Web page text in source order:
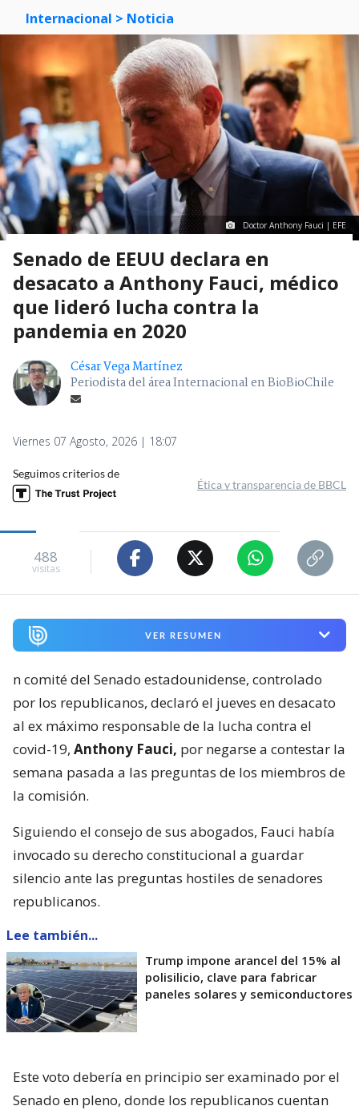
Internacional > Noticia
Doctor Anthony Fauci | EFE
Senado de EEUU declara en
desacato a Anthony Fauci, médico
que lideró lucha contra la
pandemia en 2020
César Vega Martínez
Periodista del área Internacional en BioBioChile
Viernes 07 Agosto, 2026 | 18:07
Seguimos criterios de
Ética y transparencia de BBCL
488
visitas
VER RESUMEN
n comité del Senado estadounidense, controlado
por los republicanos, declaró el jueves en desacato
al ex máximo responsable de la lucha contra el
covid-19, Anthony Fauci, por negarse a contestar la
semana pasada a las preguntas de los miembros de
la comisión.
Siguiendo el consejo de sus abogados, Fauci había
invocado su derecho constitucional a guardar
silencio ante las preguntas hostiles de senadores
republicanos.
Lee también...
Trump impone arancel del 15% al
polisilicio, clave para fabricar
paneles solares y semiconductores
Este voto debería en principio ser examinado por el
Senado en pleno, donde los republicanos cuentan